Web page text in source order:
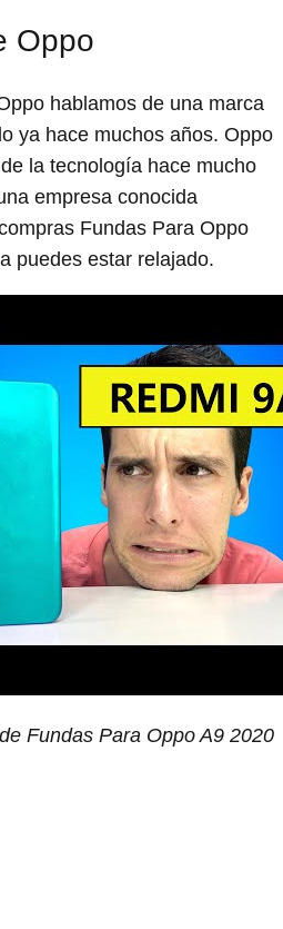
Oppo
hablamos de una marca
ya hace muchos años. Oppo
la tecnología hace mucho
empresa conocida
Fundas Para Oppo
puedes estar relajado.
Fundas Para Oppo A9 2020